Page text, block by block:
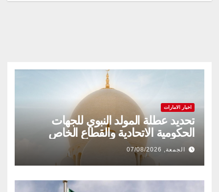
اخبار الامارات
تحديد عطلة المولد النبوي للجهات
الحكومية الاتحادية والقطاع الخاص
الجمعة, 07/08/2026